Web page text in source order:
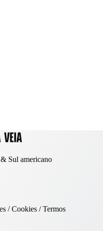
Sul americano
/Cookies/Termos